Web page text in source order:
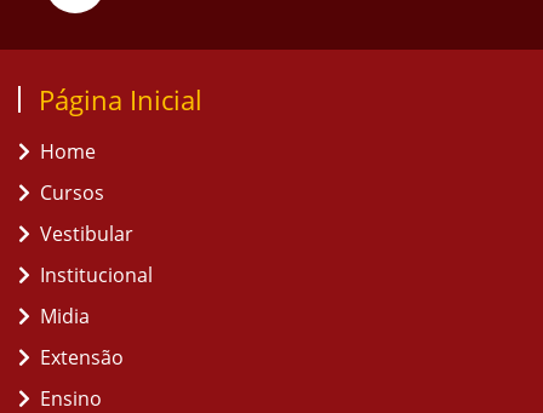
Página Inicial
Home
Cursos
Vestibular
Institucional
Midia
Extensão
Ensino